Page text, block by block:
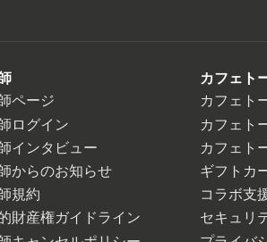
ページ
ログイン
インタビュー
からのお知らせ
規約
財産権ガイドライン
カフェト
カフェト
カフェト
カフェト
ギフトカ
コラボ支
セキュリ